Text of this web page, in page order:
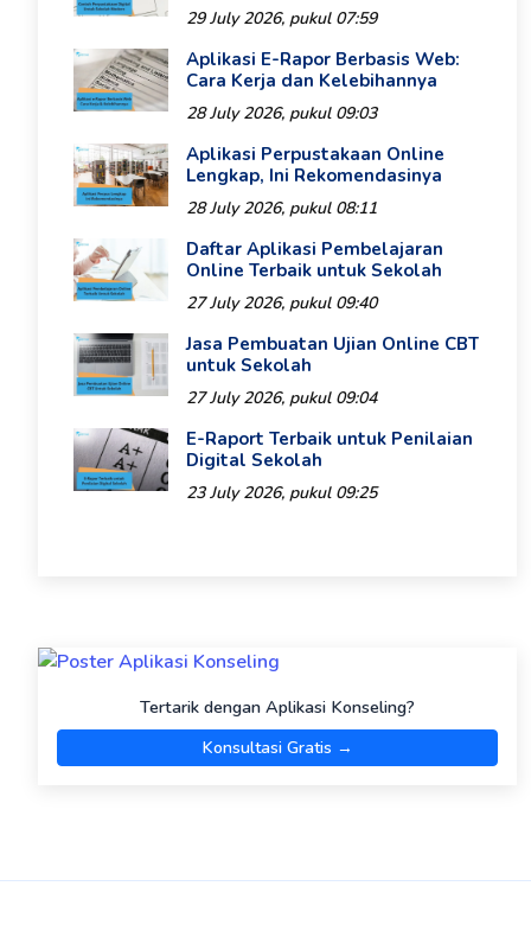
29 July 2026, pukul 07:59
Aplikasi E-Rapor Berbasis Web:
Cara Kerja dan Kelebihannya
28 July 2026, pukul 09:03
Aplikasi Perpustakaan Online
Lengkap, Ini Rekomendasinya
28 July 2026, pukul 08:11
Daftar Aplikasi Pembelajaran
Online Terbaik untuk Sekolah
27 July 2026, pukul 09:40
Jasa Pembuatan Ujian Online CBT
untuk Sekolah
27 July 2026, pukul 09:04
E-Raport Terbaik untuk Penilaian
Digital Sekolah
23 July 2026, pukul 09:25
Tertarik dengan Aplikasi Konseling?
Konsultasi Gratis →